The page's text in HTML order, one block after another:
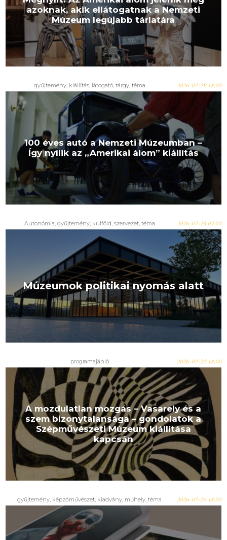
azoknak, akik ellátogatnak a Nemzeti
Múzeum legújabb tárlatára
gyűjtemény, kiállítás, látogató, tárgy, téma 2026-07-29 18:00
100 éves autó a Nemzeti Múzeumban –
Így nyílik az „Amerikai álom” kiállítás
Autonómia, gyűjtemény, külföld, szervezet, téma 2026-07-28 07:00
Múzeumok politikai nyomás alatt
programajánló 2026-07-27 18:00
A mozdulatlan mozgás – Vasarely és a
szem bizonytalansága – gondolatok a
Szépművészeti Múzeum kiállítása
kapcsán
gyűjtemény, képzőművészet, kiadvány, műhely, téma 2026-07-26 18:00